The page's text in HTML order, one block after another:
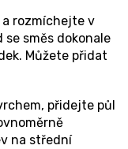
rozmíchejte v
směs dokonale
Můžete přidat
přidejte půl
na střední